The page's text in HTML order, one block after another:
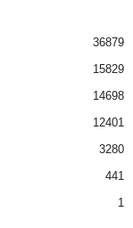
36879
15829
14698
12401
3280
441
1